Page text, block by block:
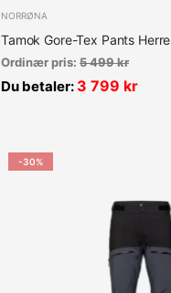
NORRØNA
Tamok Gore-Tex Pants Herre
Ordinær pris: 5 499kr
Du betaler: 3 799 kr
-30%